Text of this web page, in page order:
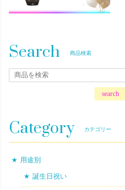
Search 商品検索
search
Category カテゴリー
用途別
誕生日祝い